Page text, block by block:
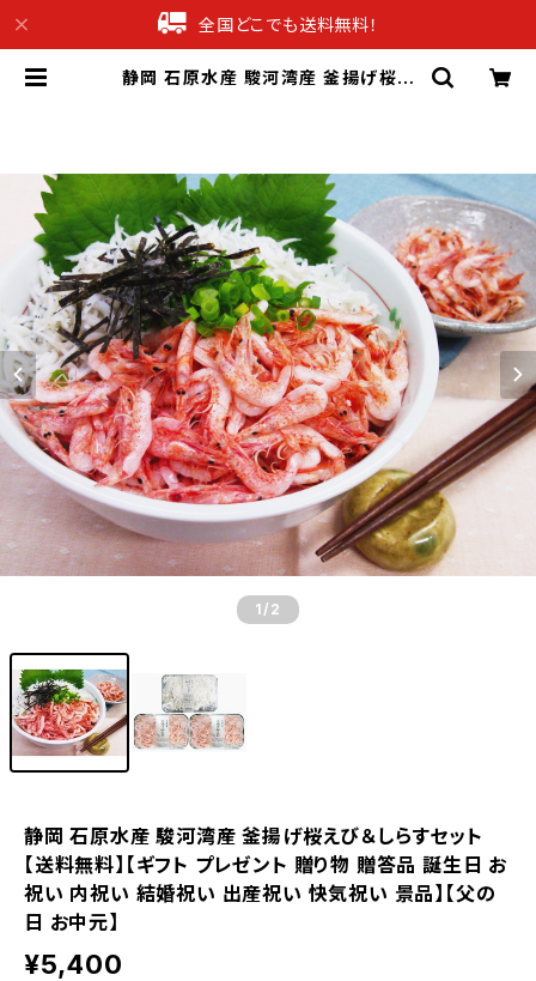
全国どこでも送料無料！
静岡 石原水産 駿河湾産 釜揚げ桜え
ルメギフト専門店ギフチョク
1 /2
静岡 石原水産 駿河湾産 釜揚げ桜えび＆しらすセット
【送料無料】【ギフト プレゼント 贈り物 贈答品 誕生日 お
祝い 内祝い 結婚祝い 出産祝い 快気祝い 景品】【父の
日 お中元】
¥5,400